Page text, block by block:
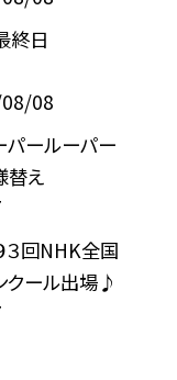
終日
08
パールーパー
替え
回NHK全国
クール出場♪